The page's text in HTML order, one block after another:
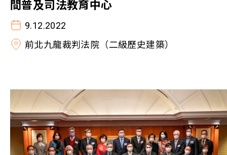
間普及司法教育中心
9.12.2022
前北九龍裁判法院（二級歷史建築）